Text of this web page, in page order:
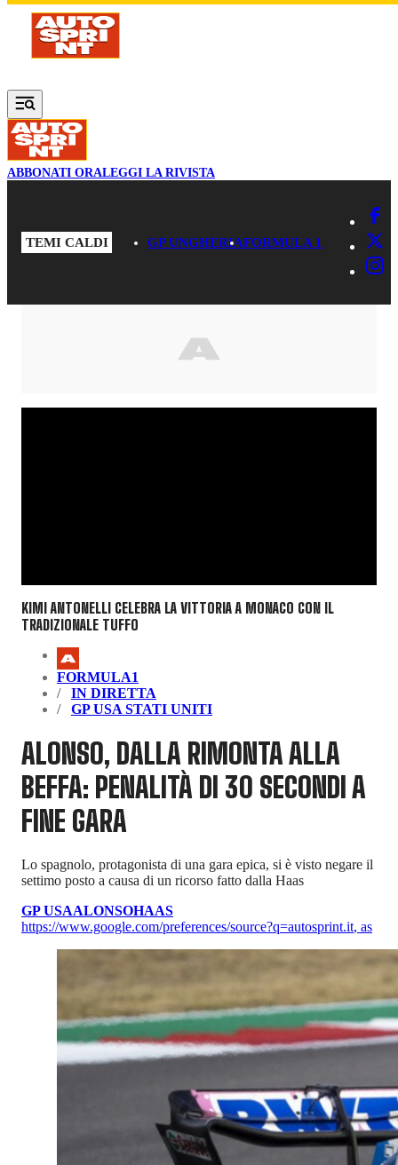
Vai al contenuto principale
ABBONATI ORALEGGI LA RIVISTA
TEMI CALDI GP UNGHERIAFORMULA 1
KIMI ANTONELLI CELEBRA LA VITTORIA A MONACO CON IL
TRADIZIONALE TUFFO
FORMULA1
IN DIRETTA
GP USA STATI UNITI
ALONSO, DALLA RIMONTA ALLA
BEFFA: PENALITÀ DI 30 SECONDI A
FINE GARA
Lo spagnolo, protagonista di una gara epica, si è visto negare il
settimo posto a causa di un ricorso fatto dalla Haas
GP USAALONSOHAAS
https://www.google.com/preferences/source?q=autosprint.it, as